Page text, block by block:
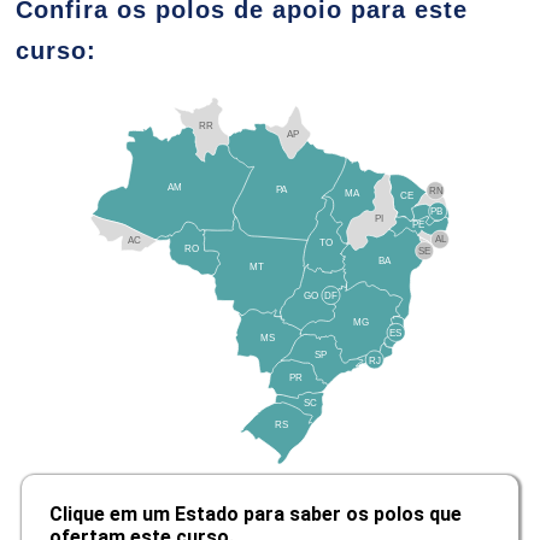
Funções Hash Aplicadas a Blockchain
10h
Curvas Elípticas
Confira os polos de apoio para este
curso:
TO
BA
SE
PE
AL
RN
CE
PI
MA
AP
PA
RR
AM
AC
RO
MT
MS
GO
PR
SC
RS
SP
MG
RJ
ES
DF
PB
Clique em um Estado para saber os polos que